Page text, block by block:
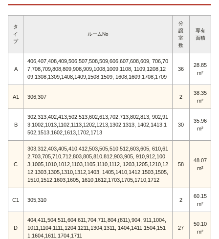
タ
イ
プ
ルームNo
分
譲
室
数
専有
面積
A
406,407,408,409,506,507,508,509,606,607,608,609, 706,70
7,708,709,808,809,908,909,1008,1009,1108, 1109,1208,12
09,1308,1309,1408,1409,1508,1509, 1608,1609,1708,1709
36
28.85
m²
A1 306,307 2
38.35
m²
B
302,313,402,413,502,513,602,613,702,713,802,813, 902,91
3,1002,1013,1102,1113,1202,1213,1302,1313, 1402,1413,1
502,1513,1602,1613,1702,1713
30
35.96
m²
C
303,312,403,405,410,412,503,505,510,512,603,605, 610,61
2,703,705,710,712,803,805,810,812,903,905, 910,912,100
3,1005,1010,1012,1103,1105,1110,1112, 1203,1205,1210,12
12,1303,1305,1310,1312,1403, 1405,1410,1412,1503,1505,
1510,1512,1603,1605, 1610,1612,1703,1705,1710,1712
58
48.07
m²
C1 305,310 2
60.15
m²
D
404,411,504,511,604,611,704,711,804,(811),904, 911,1004,
1011,1104,1111,1204,1211,1304,1311, 1404,1411,1504,151
1,1604,1611,1704,1711
27
50.10
m²